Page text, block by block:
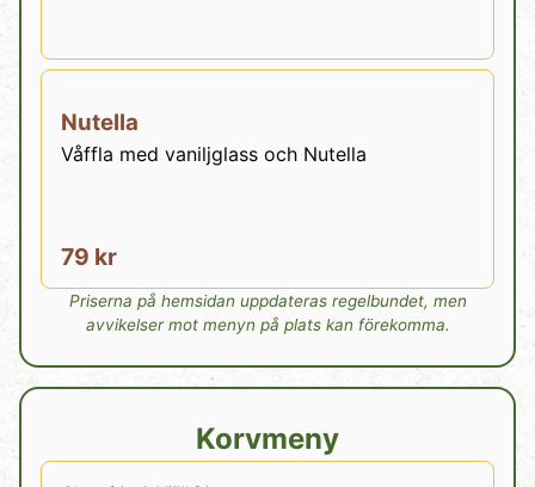
Nutella
Våffla med vaniljglass och Nutella
79 kr
Priserna på hemsidan uppdateras regelbundet, men
avvikelser mot menyn på plats kan förekomma.
Korvmeny